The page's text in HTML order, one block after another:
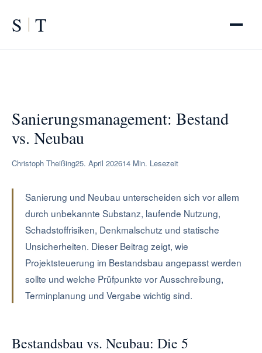
S T
Sanierungsmanagement: Bestand
vs. Neubau
Christoph Theißing25. April 202614 Min. Lesezeit
Sanierung und Neubau unterscheiden sich vor allem
durch unbekannte Substanz, laufende Nutzung,
Schadstoffrisiken, Denkmalschutz und statische
Unsicherheiten. Dieser Beitrag zeigt, wie
Projektsteuerung im Bestandsbau angepasst werden
sollte und welche Prüfpunkte vor Ausschreibung,
Terminplanung und Vergabe wichtig sind.
Bestandsbau vs. Neubau: Die 5